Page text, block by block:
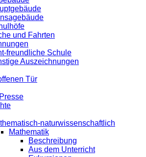
und Fahrten
freundliche Schule
Auszeichnungen
Tür
naturwissenschaftlich
Mathematik
Beschreibung
Aus dem Unterricht